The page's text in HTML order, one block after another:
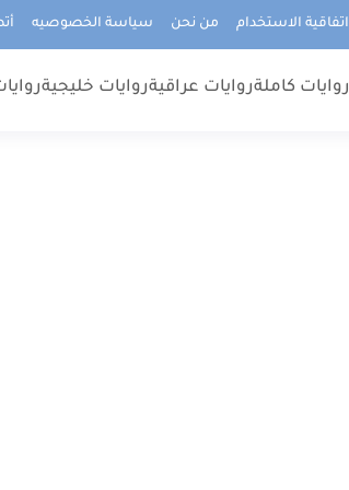
اتفاقية الاستخدام من نحن سياسة الخصوصيه
روايات كاملةروايات عراقيةروايات خليجية